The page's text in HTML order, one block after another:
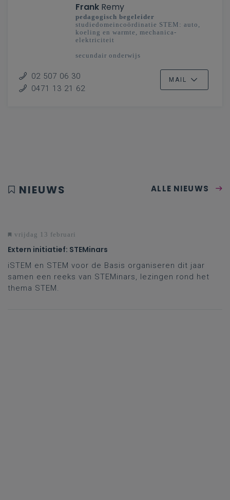
Frank Remy
pedagogisch begeleider
studiedomeincoördinatie STEM: auto,
koeling en warmte, mechanica-
elektriciteit
secundair onderwijs
02 507 06 30
0471 13 21 62
MAIL
NIEUWS ALLE NIEUWS
vrijdag 13 februari
Extern initiatief: STEMinars
iSTEM en STEM voor de Basis organiseren dit jaar
samen een reeks van STEMinars, lezingen rond het
thema STEM.